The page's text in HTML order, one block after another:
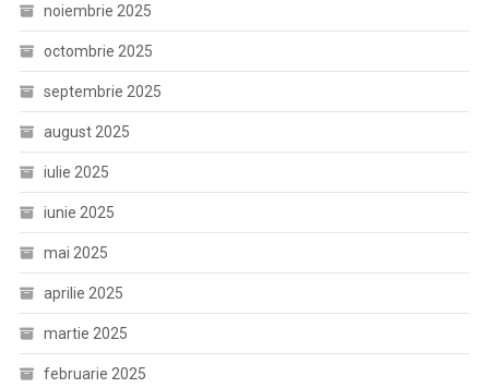
noiembrie 2025
octombrie 2025
septembrie 2025
august 2025
iulie 2025
iunie 2025
mai 2025
aprilie 2025
martie 2025
februarie 2025